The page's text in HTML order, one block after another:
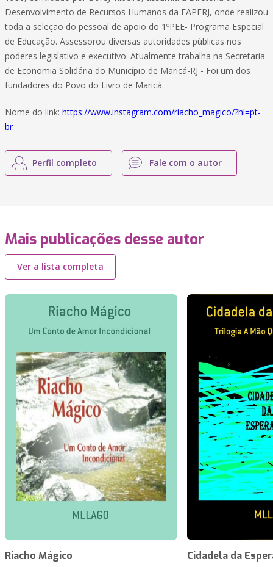
Desenvolvimento de Recursos Humanos da FAPERJ, onde realizou
toda a seleção do pessoal de apoio do 1ºPEE- Programa Especial
de Educação. Assessorou diversas autoridades públicas nos
poderes legislativo e executivo. Atualmente trabalha na Secretaria
de Economia Solidária do Município de Maricá-RJ - Foi um dos
fundadores do Povo do Livro de Maricá.
Nome do link: https://www.instagram.com/riacho_magico/?hl=pt-
br
Perfil completo Fale com o autor
Mais publicações desse autor
Ver a lista completa
Riacho Mágico Cidadela da